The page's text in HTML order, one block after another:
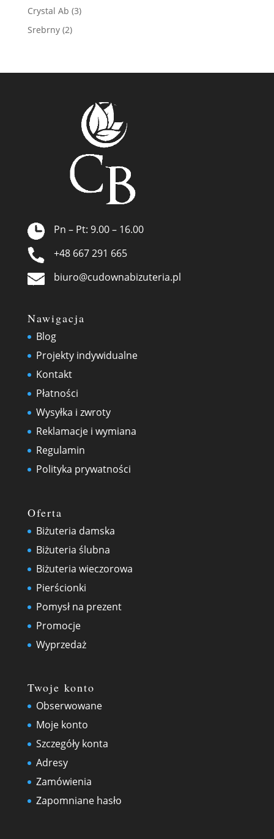
Crystal Ab (3)
Srebrny (2)
Pn – Pt: 9.00 – 16.00
+48 667 291 665
biuro@cudownabizuteria.pl
Nawigacja
Blog
Projekty indywidualne
Kontakt
Płatności
Wysyłka i zwroty
Reklamacje i wymiana
Regulamin
Polityka prywatności
Oferta
Biżuteria damska
Biżuteria ślubna
Biżuteria wieczorowa
Pierścionki
Pomysł na prezent
Promocje
Wyprzedaż
Twoje konto
Obserwowane
Moje konto
Szczegóły konta
Adresy
Zamówienia
Zapomniane hasło